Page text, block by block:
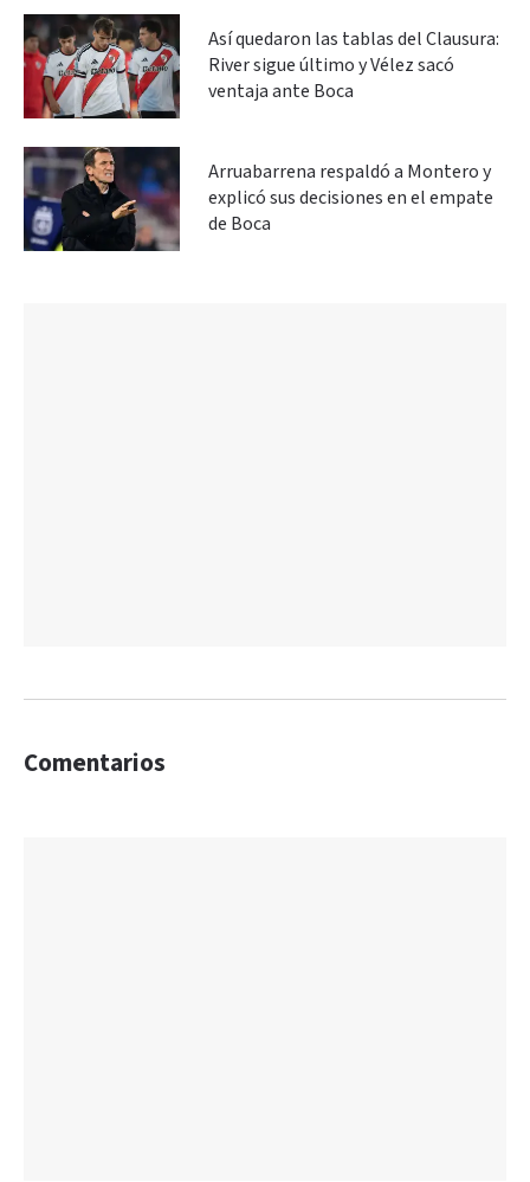
Así quedaron las tablas del Clausura:
River sigue último y Vélez sacó
ventaja ante Boca
Arruabarrena respaldó a Montero y
explicó sus decisiones en el empate
de Boca
Comentarios